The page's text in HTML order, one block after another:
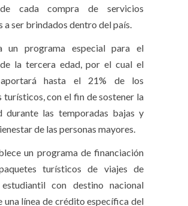
cada compra de servicios
a ser brindados dentro del país.
un programa especial para el
la tercera edad, por el cual el
hasta el 21% de los
turísticos, con el fin de sostener la
durante las temporadas bajas y
de las personas mayores.
un programa de financiación
turísticos de viajes de
con destino nacional
una línea de crédito específica del